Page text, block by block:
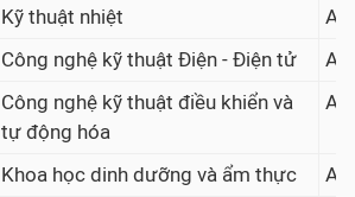
Kỹ thuật nhiệt
Công nghệ kỹ thuật Điện - Điện tử
Công nghệ kỹ thuật điều khiển và
tự động hóa
Khoa học dinh dưỡng và ẩm thực